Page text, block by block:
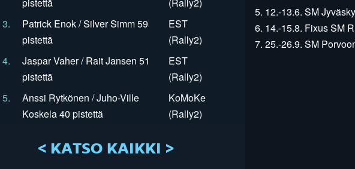
pistettä
(Rally2)
3.
Patrick Enok / Silver Simm 59
pistettä
EST
(Rally2)
4.
Jaspar Vaher / Rait Jansen 51
pistettä
EST
(Rally2)
5.
Anssi Rytkönen / Juho-Ville
Koskela 40 pistettä
KoMoKe
(Rally2)
< KATSO KAIKKI >
5. 12.-13.6. SM
6. 14.-15.8. Fixus SM
7. 25.-26.9. SM